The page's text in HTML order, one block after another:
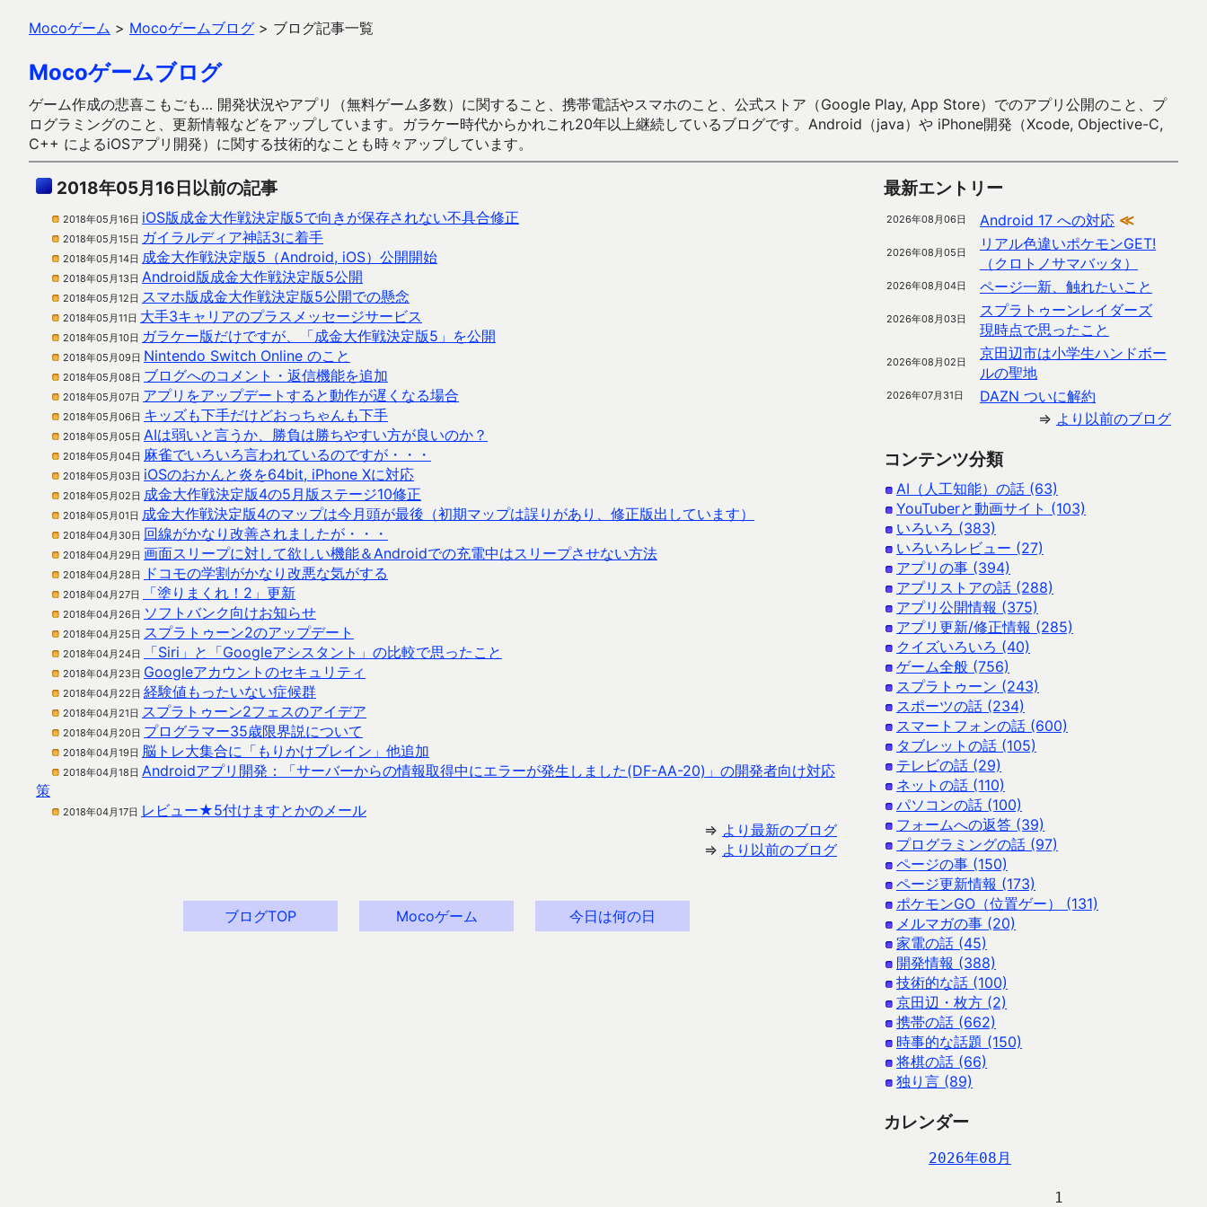
Mocoゲーム > Mocoゲームブログ > ブログ記事一覧
Mocoゲームブログ
ゲーム作成の悲喜こもごも… 開発状況やアプリ（無料ゲーム多数）に関すること、携帯電話やスマホのこと、公式ストア（Google Play, App Store）でのアプリ公開のこと、プ
ログラミングのこと、更新情報などをアップしています。ガラケー時代からかれこれ20年以上継続しているブログです。Android（java）や iPhone開発（Xcode, Objective-C,
C++ によるiOSアプリ開発）に関する技術的なことも時々アップしています。
2018年05月16日以前の記事
2018年05月16日 iOS版成金大作戦決定版5で向きが保存されない不具合修正
2018年05月15日 ガイラルディア神話3に着手
2018年05月14日 成金大作戦決定版5（Android, iOS）公開開始
2018年05月13日 Android版成金大作戦決定版5公開
2018年05月12日 スマホ版成金大作戦決定版5公開での懸念
2018年05月11日 大手3キャリアのプラスメッセージサービス
2018年05月10日 ガラケー版だけですが、「成金大作戦決定版5」を公開
2018年05月09日 Nintendo Switch Online のこと
2018年05月08日 ブログへのコメント・返信機能を追加
2018年05月07日 アプリをアップデートすると動作が遅くなる場合
2018年05月06日 キッズも下手だけどおっちゃんも下手
2018年05月05日 AIは弱いと言うか、勝負は勝ちやすい方が良いのか？
2018年05月04日 麻雀でいろいろ言われているのですが・・・
2018年05月03日 iOSのおかんと炎を64bit, iPhone Xに対応
2018年05月02日 成金大作戦決定版4の5月版ステージ10修正
2018年05月01日 成金大作戦決定版4のマップは今月頭が最後（初期マップは誤りがあり、修正版出しています）
2018年04月30日 回線がかなり改善されましたが・・・
2018年04月29日 画面スリープに対して欲しい機能＆Androidでの充電中はスリープさせない方法
2018年04月28日 ドコモの学割がかなり改悪な気がする
2018年04月27日 「塗りまくれ！2」更新
2018年04月26日 ソフトバンク向けお知らせ
2018年04月25日 スプラトゥーン2のアップデート
2018年04月24日 「Siri」と「Googleアシスタント」の比較で思ったこと
2018年04月23日 Googleアカウントのセキュリティ
2018年04月22日 経験値もったいない症候群
2018年04月21日 スプラトゥーン2フェスのアイデア
2018年04月20日 プログラマー35歳限界説について
2018年04月19日 脳トレ大集合に「もりかけブレイン」他追加
2018年04月18日 Androidアプリ開発：「サーバーからの情報取得中にエラーが発生しました(DF-AA-20)」の開発者向け対応
策
2018年04月17日 レビュー★5付けますとかのメール
⇒ より最新のブログ
⇒ より以前のブログ
ブログTOP Mocoゲーム 今日は何の日
最新エントリー
2026年08月06日 Android 17 への対応 ≪
2026年08月05日
リアル色違いポケモンGET!
（クロトノサマバッタ）
2026年08月04日 ページ一新、触れたいこと
2026年08月03日
スプラトゥーンレイダーズ
現時点で思ったこと
2026年08月02日
京田辺市は小学生ハンドボー
ルの聖地
2026年07月31日
DAZN ついに解約
⇒ より以前のブログ
コンテンツ分類
AI（人工知能）の話 (63)
YouTuberと動画サイト (103)
いろいろ (383)
いろいろレビュー (27)
アプリの事 (394)
アプリストアの話 (288)
アプリ公開情報 (375)
アプリ更新/修正情報 (285)
クイズいろいろ (40)
ゲーム全般 (756)
スプラトゥーン (243)
スポーツの話 (234)
スマートフォンの話 (600)
タブレットの話 (105)
テレビの話 (29)
ネットの話 (110)
パソコンの話 (100)
フォームへの返答 (39)
プログラミングの話 (97)
ページの事 (150)
ページ更新情報 (173)
ポケモンGO（位置ゲー） (131)
メルマガの事 (20)
家電の話 (45)
開発情報 (388)
技術的な話 (100)
京田辺・枚方 (2)
携帯の話 (662)
時事的な話題 (150)
将棋の話 (66)
独り言 (89)
カレンダー
2026年08月
                   1